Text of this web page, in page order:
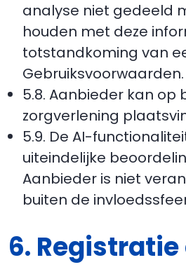
analyse niet gedeeld
houden met deze
totstandkoming van
Gebruiksvoorwaarden.
5.8. Aanbieder kan
zorgverlening
5.9. De AI-
uiteindelijke
Aanbieder is niet
buiten de
6.